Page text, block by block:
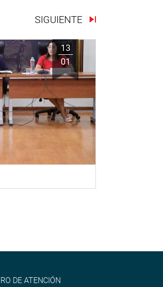
SIGUIENTE
13
01
DE ATENCIÓN